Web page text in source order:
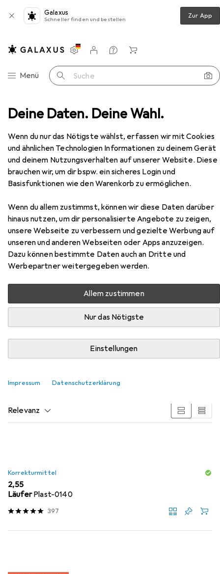
Deine Daten. Deine Wahl.
Wenn du nur das Nötigste wählst, erfassen wir mit Cookies
und ähnlichen Technologien Informationen zu deinem Gerät
und deinem Nutzungsverhalten auf unserer Website. Diese
brauchen wir, um dir bspw. ein sicheres Login und
Basisfunktionen wie den Warenkorb zu ermöglichen.
Wenn du allem zustimmst, können wir diese Daten darüber
hinaus nutzen, um dir personalisierte Angebote zu zeigen,
unsere Webseite zu verbessern und gezielte Werbung auf
unseren und anderen Webseiten oder Apps anzuzeigen.
Dazu können bestimmte Daten auch an Dritte und
Werbepartner weitergegeben werden.
Allem zustimmen
Nur das Nötigste
Einstellungen
Impressum Datenschutzerklärung
Galaxus
Schneller finden und bestellen Zur App
Navigation nach Kategorien
Menü Suche
Einstellungen
Kundenkonto
Vergleichslisten
Merklisten
Warenkorb
Starpak HB For Bike Bleistift mit Radiergummi 4 Stk
EUR
3,94 bei 4 Stück
StarpakHB For Bike Bleistift mit
Zubehör für Starpak HB For Bike
Bleistift mit Radiergummi 4 Stk
Hier findest du passendes Zubehör zum Produkt Starpak
Kategorien Korrekturmittel und Spitzer.
Beliebt Korrekturmittel Spitzer
Relevanz
Korrekturmittel
EUR
2,55
Läufer Plast-0140
397